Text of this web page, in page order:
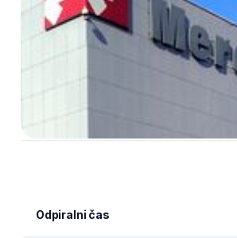
Odpiralni čas